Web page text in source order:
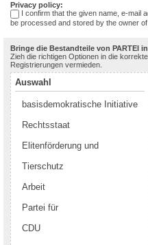
Privacy policy:
I confirm that the given name, e-mail
be processed and stored by the owner
Bringe die Bestandteile von PARTEI
Zieh die richtigen Optionen in die
Registrierungen vermieden.
Auswahl
basisdemokratische Initiative
Rechtsstaat
Elitenförderung und
Tierschutz
Arbeit
Partei für
CDU